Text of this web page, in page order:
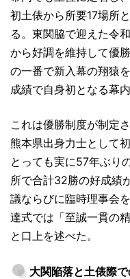
初土俵から所要17場所
る。東関脇で迎えた令
から好調を維持して優
の一番で新入幕の翔猿
成績で自身初となる幕
これは優勝制度が制定
熊本県出身力士として
とっても実に57年ぶり
所で合計32勝の好成績
議ならびに臨時理事会
達式では「至誠一貫の
と口上を述べた。
大関陥落と土俵際